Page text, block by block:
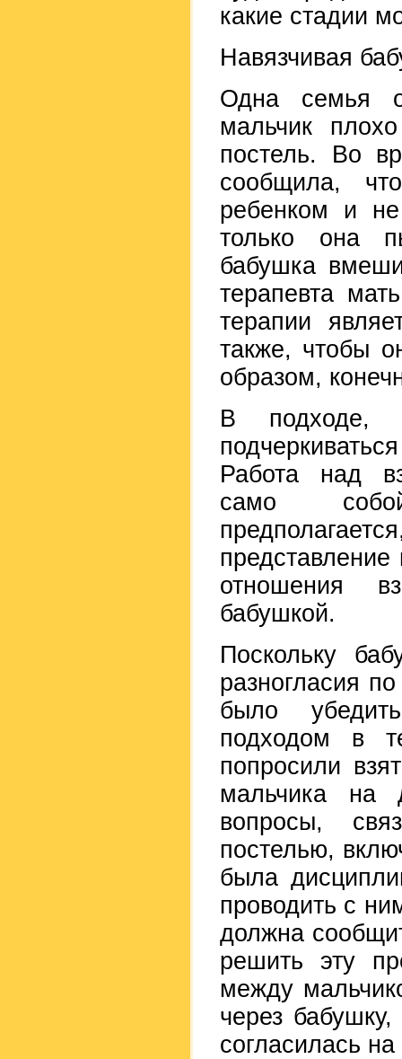
какие стадии
Навязчивая
Одна семья
мальчик
постель. Во
сообщила,
ребенком и
только она
бабушка
терапевта
терапии
также, чтобы
образом,
В подходе,
Работа над
само
отношения
бабушкой.
Поскольку
разногласия
было
подходом в
попросили
мальчика на
вопросы,
постелью,
была
проводить с
должна
решить эту
между
через
согласилась